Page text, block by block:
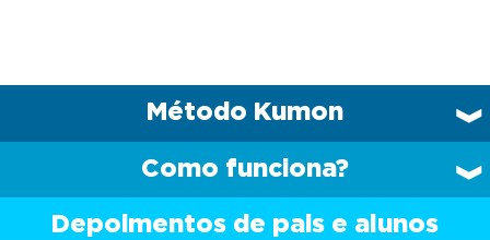
Método Kumon
Como funciona?
Depoimentos de pais e alunos